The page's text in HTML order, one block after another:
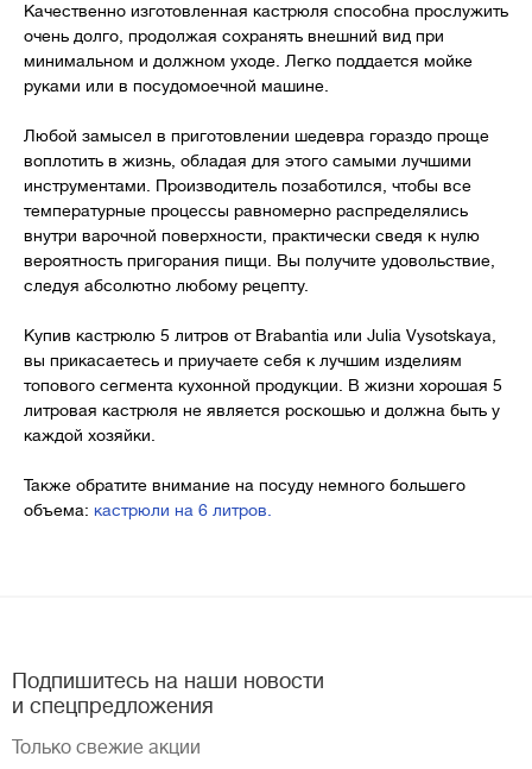
Качественно изготовленная кастрюля способна прослужить
очень долго, продолжая сохранять внешний вид при
минимальном и должном уходе. Легко поддается мойке
руками или в посудомоечной машине.
Любой замысел в приготовлении шедевра гораздо проще
воплотить в жизнь, обладая для этого самыми лучшими
инструментами. Производитель позаботился, чтобы все
температурные процессы равномерно распределялись
внутри варочной поверхности, практически сведя к нулю
вероятность пригорания пищи. Вы получите удовольствие,
следуя абсолютно любому рецепту.
Купив кастрюлю 5 литров от Brabantia или Julia Vysotskaya,
вы прикасаетесь и приучаете себя к лучшим изделиям
топового сегмента кухонной продукции. В жизни хорошая 5
литровая кастрюля не является роскошью и должна быть у
каждой хозяйки.
Также обратите внимание на посуду немного большего
объема: кастрюли на 6 литров.
Подпишитесь на наши новости
и спецпредложения
Только свежие акции